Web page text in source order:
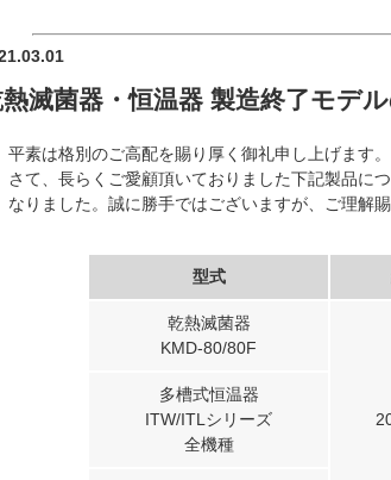
滅菌器・恒温器 製造終了モデ
平素は格別のご高配を賜り厚く御礼申し上げます。
さて、長らくご愛顧頂いておりました下記製品に
なりました。誠に勝手ではございますが、ご理解
型式
乾熱滅菌器
KMD-80/80F
多槽式恒温器
ITW/ITLシリーズ
全機種